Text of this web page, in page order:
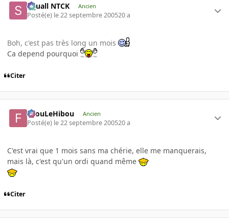
Squall NTCK Ancien
Posté(e) le 22 septembre 200520 a
Boh, c'est pas très long un mois
Ca depend pourquoi
Citer
FilouLeHibou Ancien
Posté(e) le 22 septembre 200520 a
C'est vrai que 1 mois sans ma chérie, elle me manquerais,
mais là, c'est qu'un ordi quand même
Citer